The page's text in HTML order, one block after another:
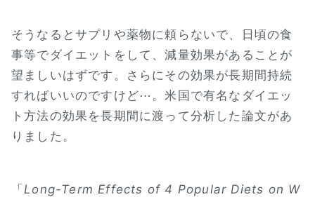
そうなるとサプリや薬物に頼らないで、日頃の食
事等でダイエットをして、減量効果があることが
望ましいはずです。さらにその効果が長期間持続
すればいいのですけど⋯。米国で有名なダイエッ
ト方法の効果を長期間に渡って分析した論文があ
りました。
「Long-Term Effects of 4 Popular Diets on W